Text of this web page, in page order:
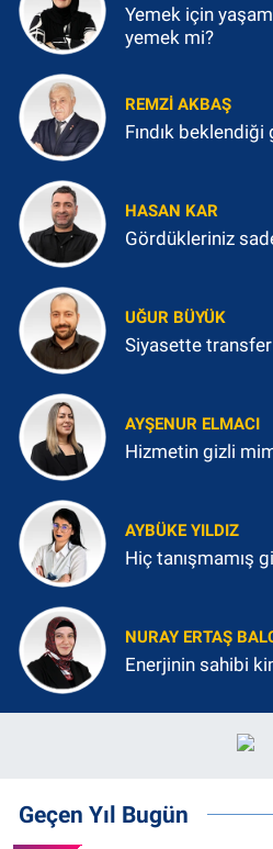
Yemek için
yemek mi?
REMZI AKBAŞ
Fındık beklendiği
HASAN KAR
Gördükleriniz
UĞUR BÜYÜK
Siyasette
AYŞENUR ELMACI
Hizmetin gizli
AYBÜKE YILDIZ
Hiç tanışmamış
NURAY ERTAŞ
Enerjinin sahibi
Geçen Yıl Bugün